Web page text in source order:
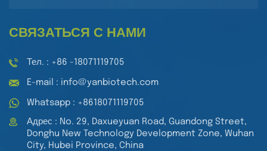
СВЯЗАТЬСЯ С НАМИ
Тел. : +86 -18071119705
E-mail : info@yanbiotech.com
Whatsapp : +8618071119705
Адрес : No. 29, Daxueyuan Road, Guandong Street,
Donghu New Technology Development Zone, Wuhan
City, Hubei Province, China